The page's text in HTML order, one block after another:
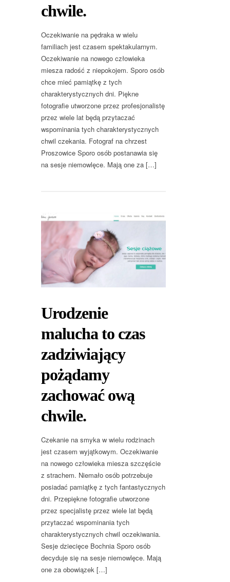
chwile.
Oczekiwanie na pędraka w wielu
familiach jest czasem spektakularnym.
Oczekiwanie na nowego człowieka
miesza radość z niepokojem. Sporo osób
chce mieć pamiątkę z tych
charakterystycznych dni. Piękne
fotografie utworzone przez profesjonalistę
przez wiele lat będą przytaczać
wspominania tych charakterystycznych
chwil czekania. Fotograf na chrzest
Proszowice Sporo osób postanawia się
na sesje niemowlęce. Mają one za […]
Urodzenie
malucha to czas
zadziwiający
pożądamy
zachować ową
chwile.
Czekanie na smyka w wielu rodzinach
jest czasem wyjątkowym. Oczekiwanie
na nowego człowieka miesza szczęście
z strachem. Niemało osób potrzebuje
posiadać pamiątkę z tych fantastycznych
dni. Przepiękne fotografie utworzone
przez specjalistę przez wiele lat będą
przytaczać wspominania tych
charakterystycznych chwil oczekiwania.
Sesje dziecięce Bochnia Sporo osób
decyduje się na sesje niemowlęce. Mają
one za obowiązek […]